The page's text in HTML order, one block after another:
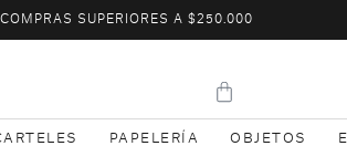
SUPERIORES A $250.000
PAPELERÍA OBJETOS